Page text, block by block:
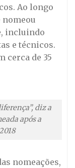
Ao longo
nomeou
incluindo
e técnicos.
cerca de 35
diz a
após a
nomeações,